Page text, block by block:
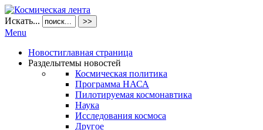
Искать... >>
Menu
Новостиглавная страница
Разделытемы новостей
Космическая политика
Программа НАСА
Пилотируемая космонавтика
Наука
Исследования космоса
Другое